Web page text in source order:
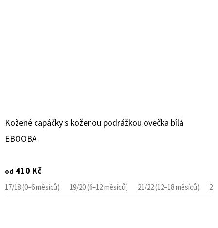
Kožené capáčky s koženou podrážkou ovečka bílá
EBOOBA
od 410 Kč
17/18 (0–6 měsíců) 19/20 (6–12 měsíců) 21/22 (12–18 měsíců)